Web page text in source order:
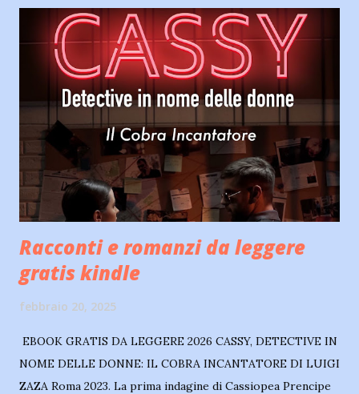
Racconti e romanzi da leggere
gratis kindle
febbraio 20, 2025
EBOOK GRATIS DA LEGGERE 2026 CASSY, DETECTIVE IN
NOME DELLE DONNE: IL COBRA INCANTATORE DI LUIGI
ZAZA Roma 2023. La prima indagine di Cassiopea Prencipe